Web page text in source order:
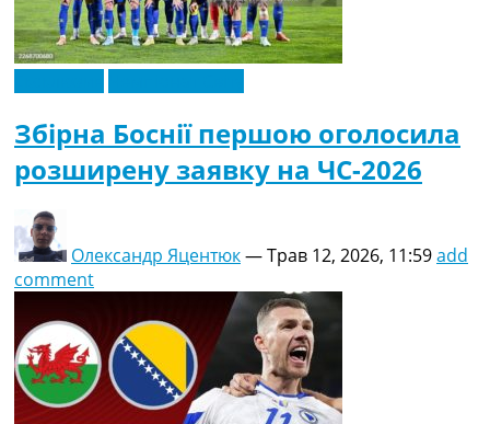
Збірна Боснії першою оголосила
розширену заявку на ЧС-2026
Олександр Яцентюк—Трав 12, 2026, 11:59add
comment